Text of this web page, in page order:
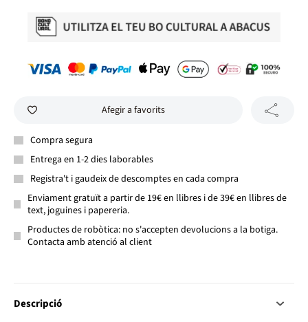
Afegir a favorits
Compra segura
Entrega en 1-2 dies laborables
Registra't i gaudeix de descomptes en cada compra
Enviament gratuït a partir de 19€ en llibres i de 39€ en llibres de
text, joguines i papereria.
Productes de robòtica: no s'accepten devolucions a la botiga.
Contacta amb atenció al client
Descripció